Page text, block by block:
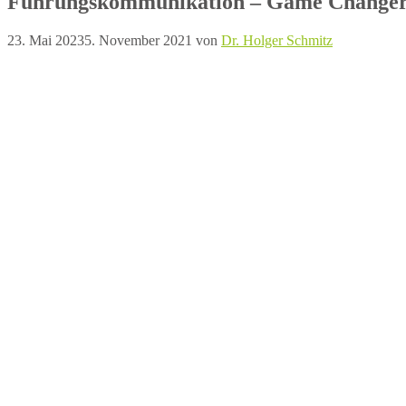
23. Mai 20235. November 2021 von Dr. Holger Schmitz